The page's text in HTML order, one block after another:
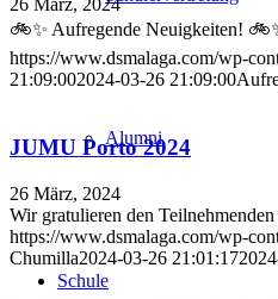
Alumni
Schule
26 März, 2024
🚲✨ Aufregende Neuigkeiten!
https://www.dsmalaga.com/wp-
21:09:002024-03-26 21:09:00
JUMU Porto 2024
26 März, 2024
Wir gratulieren den
https://www.dsmalaga.com/wp-
Chumilla2024-03-26 21:01:17